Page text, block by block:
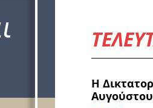
Η
Αυγούστου